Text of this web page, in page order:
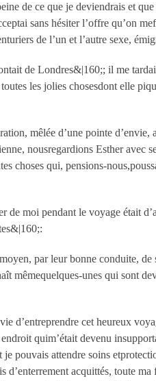
de ce que je deviendrais et
sans hésiter l’offre qu’on
de l’un et l’autre sexe,
de Londres&|160;; il me
les jolies chosesdont elle
mêlée d’une pointe
nousregardions Esther avec
choses qui, pensions-
de moi pendant le voyage était
par leur bonne conduite,
mêmequelques-unes qui sont
d’entreprendre cet heureux
quim’était devenu
pouvais attendre soins
d’enterrement acquittés, toute